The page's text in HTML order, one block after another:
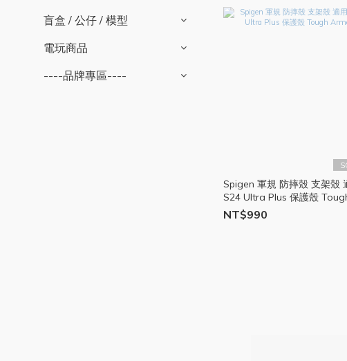
盲盒 / 公仔 / 模型
電玩商品
----品牌專區----
Spigen 軍規 防摔殼 支架殼
S24 Ultra Plus 保護殼
CH04
NT$990